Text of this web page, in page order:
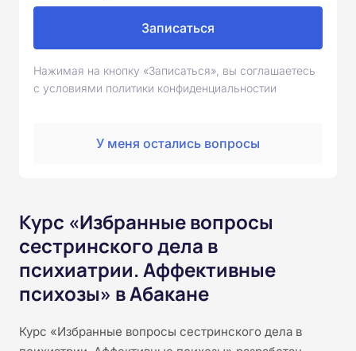
Записаться
Нажимая на кнопку «Записаться», вы соглашаетесь
с условиями политики конфиденциальностии
У меня остались вопросы
Курс «Избранные вопросы
сестринского дела в
психиатрии. Аффективные
психозы» в Абакане
Курс «Избранные вопросы сестринского дела в